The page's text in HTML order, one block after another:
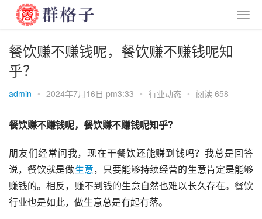
餐饮赚不赚钱呢，餐饮赚不赚钱呢知
乎？
admin • 2024年7月16日 pm3:33 • 行业动态 • 阅读 658
餐饮赚不赚钱呢，餐饮赚不赚钱呢知乎？
朋友们经常问我，现在干餐饮还能赚到钱吗？我总是回答
说，餐饮就是做生意，只要能够持续经营的生意肯定是能够
赚钱的。相反，赚不到钱的生意自然也难以长久存在。餐饮
行业也是如此，做生意总是有起有落。